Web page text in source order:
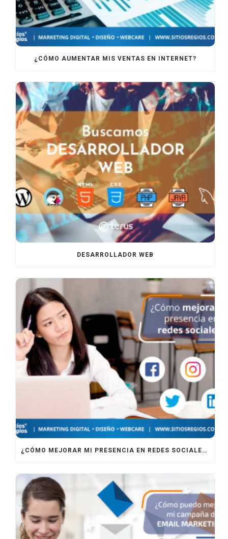
¿CÓMO AUMENTAR MIS VENTAS EN INTERNET?
DESARROLLADOR WEB
¿CÓMO MEJORAR MI PRESENCIA EN REDES SOCIALES?